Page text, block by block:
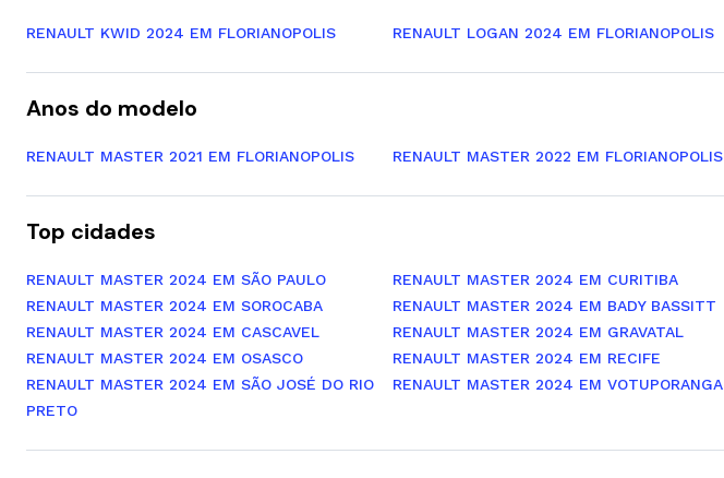
RENAULT KWID 2024 EM FLORIANOPOLIS RENAULT LOGAN 2024 EM FLORIANOPOLIS
Anos do modelo
RENAULT MASTER 2021 EM FLORIANOPOLIS RENAULT MASTER 2022 EM FLORIANOPOLIS
Top cidades
RENAULT MASTER 2024 EM SÃO PAULO RENAULT MASTER 2024 EM CURITIBA
RENAULT MASTER 2024 EM SOROCABA
RENAULT MASTER 2024 EM BADY BASSITT
RENAULT MASTER 2024 EM CASCAVEL
RENAULT MASTER 2024 EM GRAVATAL
RENAULT MASTER 2024 EM OSASCO
RENAULT MASTER 2024 EM RECIFE
RENAULT MASTER 2024 EM SÃO JOSÉ DO RIO
PRETO
RENAULT MASTER 2024 EM VOTUPORANGA